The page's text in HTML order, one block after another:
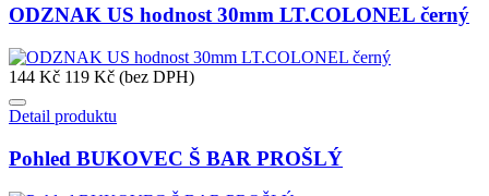
ODZNAK US hodnost 30mm LT.COLONEL černý
144 Kč 119 Kč (bez DPH)
Detail produktu
Pohled BUKOVEC Š BAR PROŠLÝ